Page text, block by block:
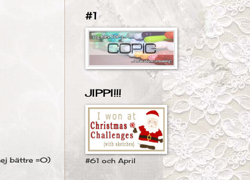
bättre =0)
#1
JIPPI!!!
#61 och April